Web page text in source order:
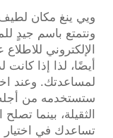
ويي ينغ مكان
ونتمتع باسم جيدٍ
الإلكتروني
أيضًا، لذا إذا
لمساعدتك. وعند
ستستخدمه من
الثقيلة، بينما
تساعدك في